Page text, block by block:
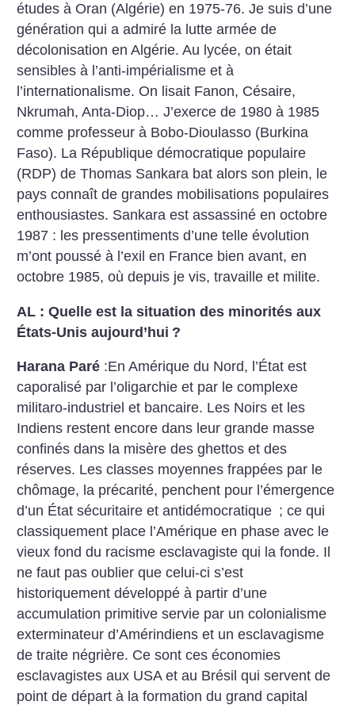
études à Oran (Algérie) en 1975-76. Je suis d’une
génération qui a admiré la lutte armée de
décolonisation en Algérie. Au lycée, on était
sensibles à l’anti-impérialisme et à
l’internationalisme. On lisait Fanon, Césaire,
Nkrumah, Anta-Diop… J’exerce de 1980 à 1985
comme professeur à Bobo-Dioulasso (Burkina
Faso). La République démocratique populaire
(RDP) de Thomas Sankara bat alors son plein, le
pays connaît de grandes mobilisations populaires
enthousiastes. Sankara est assassiné en octobre
1987 : les pressentiments d’une telle évolution
m’ont poussé à l’exil en France bien avant, en
octobre 1985, où depuis je vis, travaille et milite.
AL : Quelle est la situation des minorités aux
États-Unis aujourd’hui ?
Harana Paré :En Amérique du Nord, l’État est
caporalisé par l’oligarchie et par le complexe
militaro-industriel et bancaire. Les Noirs et les
Indiens restent encore dans leur grande masse
confinés dans la misère des ghettos et des
réserves. Les classes moyennes frappées par le
chômage, la précarité, penchent pour l’émergence
d’un État sécuritaire et antidémocratique ; ce qui
classiquement place l’Amérique en phase avec le
vieux fond du racisme esclavagiste qui la fonde. Il
ne faut pas oublier que celui-ci s’est
historiquement développé à partir d’une
accumulation primitive servie par un colonialisme
exterminateur d’Amérindiens et un esclavagisme
de traite négrière. Ce sont ces économies
esclavagistes aux USA et au Brésil qui servent de
point de départ à la formation du grand capital